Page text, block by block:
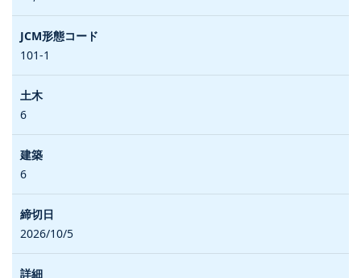
101-1
6
6
2026/10/5